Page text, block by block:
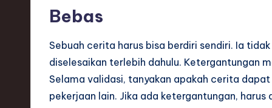
Bebas
Sebuah cerita harus bisa berdiri sendiri. Ia
diselesaikan terlebih dahulu. Ketergantungan
Selama validasi, tanyakan apakah cerita
pekerjaan lain. Jika ada ketergantungan,